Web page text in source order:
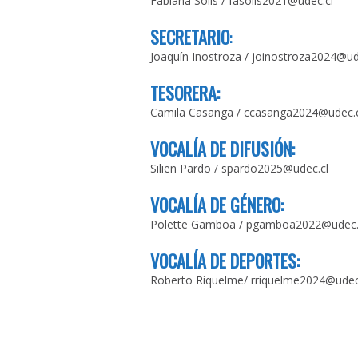
SECRETARIO:
Joaquín Inostroza /
TESORERA:
Camila Casanga /
VOCALÍA DE DIFUSIÓN:
Silien Pardo / spardo2025@udec.cl
VOCALÍA DE GÉNERO:
Polette Gamboa /
VOCALÍA DE DEPORTES:
Roberto Riquelme/